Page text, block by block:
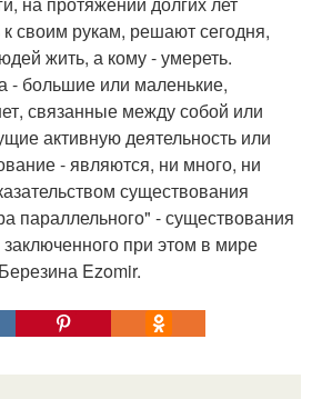
своим рукам, решают сегодня,
жить, а кому - умереть.
- большие или маленькие,
связанные между собой или
активную деятельность или
- являются, ни много, ни
существования
параллельного" - существования
при этом в мире
Ezomir.